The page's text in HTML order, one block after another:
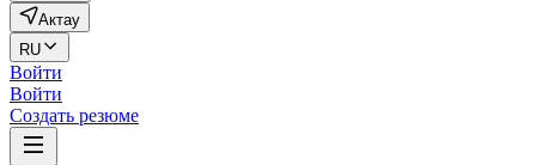
Актау
RU
Войти
Войти
Создать резюме